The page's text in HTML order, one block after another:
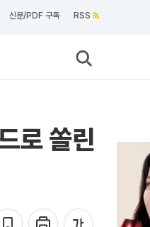
신문/PDF 구독 RSS
로 쏠린